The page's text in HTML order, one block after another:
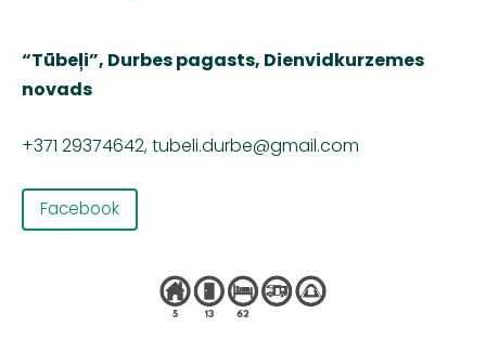
“Tūbeļi”, Durbes pagasts, Dienvidkurzemes
novads
+371 29374642,tubeli.durbe@gmail.com
Facebook